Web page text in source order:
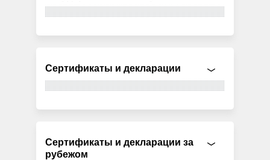
Сертификаты и декларации
Сертификаты и декларации за
рубежом